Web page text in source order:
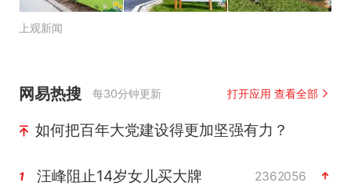
上观新闻
网易热搜 每30分钟更新 打开应用 查看全部
如何把百年大党建设得更加坚强有力？
1 汪峰阻止14岁女儿买大牌 2362056